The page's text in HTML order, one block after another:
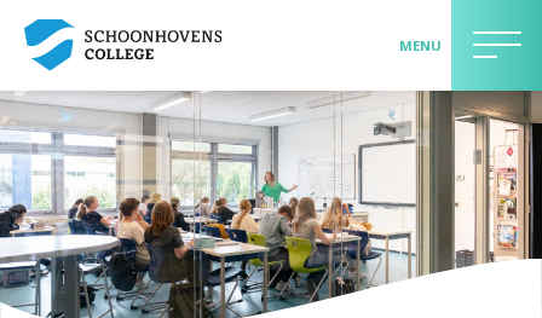
MENU
>> AANMELDEN LEERLING <<
LEERLINGEN EN OUDERS
Contact
Onderwijs